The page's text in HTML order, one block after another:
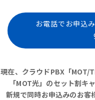
お電話でお申込
現在、クラウドPBX「MOT/
「MOT光」のセット割キ
新規で同時お申込みのお客